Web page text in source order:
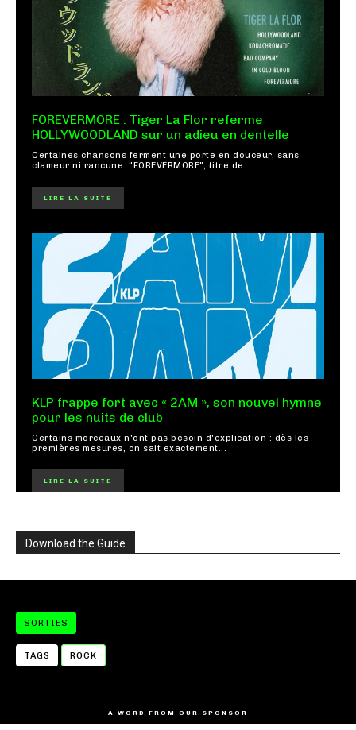
FOREVERMORE : Tiger La Flor referme
HOLLYWOODLAND sur un adieu en dentelle
Certaines chansons ferment une porte en douceur, sans
clameur ni rancune. "FOREVERMORE", titre de...
LIRE LA SUITE
KLP frappe fort avec « 2AM », son nouvel hymne
pour les nuits de club
Certains morceaux n'ont pas besoin d'explication : dès les
premières mesures, on sait exactement...
LIRE LA SUITE
Download the Guide
SORTIES
TAGS ROCK
- A WORD FROM OUR SPONSOR -